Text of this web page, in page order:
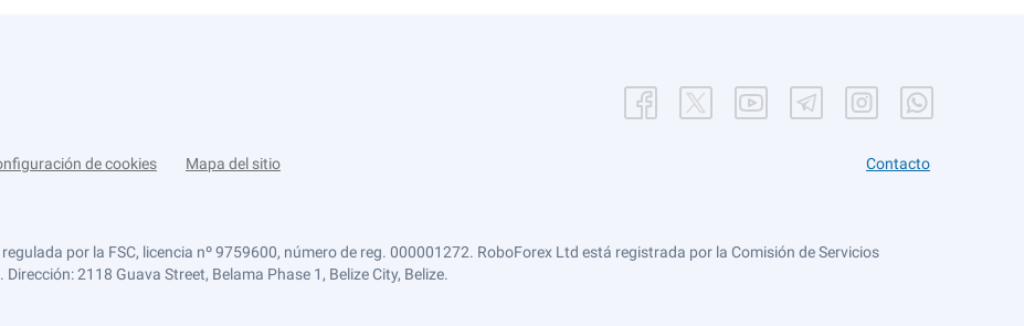
de cookies Mapa del sitio Contacto
por la FSC, licencia nº 9759600, número de reg. 000001272. RoboForex Ltd está registrada por la Comisión de Servicios
2118 Guava Street, Belama Phase 1, Belize City, Belize.